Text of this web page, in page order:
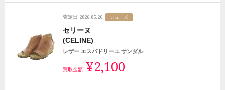
査定日 2026.05.26 シューズ
セリーヌ
(CELINE)
レザー エスパドリーユ サンダル
買取金額 ¥2,100